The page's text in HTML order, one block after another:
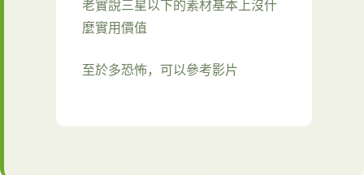
老實說三星以下的素材基本上沒什
麼實用價值
至於多恐怖，可以參考影片